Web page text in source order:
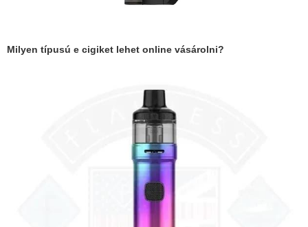
Milyen típusú e cigiket lehet online vásárolni?